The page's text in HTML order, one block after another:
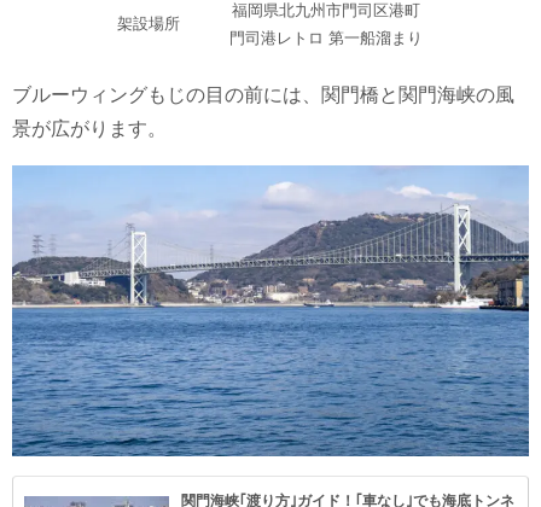
架設場所
福岡県北九州市門司区港町
門司港レトロ 第一船溜まり
ブルーウィングもじの目の前には、関門橋と関門海峡の風
景が広がります。
関門海峡｢渡り方｣ガイド！｢車なし｣でも海底トンネ